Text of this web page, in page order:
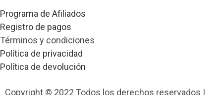
Programa de Afiliados
Registro de pagos
Términos y condiciones
Política de privacidad
Política de devolución
Copyright © 2022 Todos los derechos reservados |